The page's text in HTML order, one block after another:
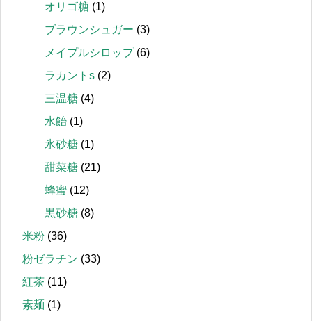
オリゴ糖 (1)
ブラウンシュガー (3)
メイプルシロップ(6)
ラカントs (2)
三温糖 (4)
水飴 (1)
氷砂糖 (1)
甜菜糖 (21)
蜂蜜 (12)
黒砂糖 (8)
米粉 (36)
粉ゼラチン (33)
紅茶 (11)
素麺 (1)